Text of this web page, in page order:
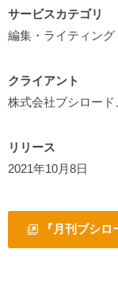
サービスカテゴリ
編集・ライティング
クライアント
株式会社ブシロード
リリース
2021年10月8日
『 月刊ブシロ